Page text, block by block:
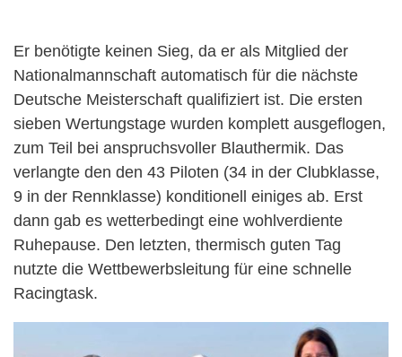
Er benötigte keinen Sieg, da er als Mitglied der
Nationalmannschaft automatisch für die nächste
Deutsche Meisterschaft qualifiziert ist. Die ersten
sieben Wertungstage wurden komplett ausgeflogen,
zum Teil bei anspruchsvoller Blauthermik. Das
verlangte den den 43 Piloten (34 in der Clubklasse,
9 in der Rennklasse) konditionell einiges ab. Erst
dann gab es wetterbedingt eine wohlverdiente
Ruhepause. Den letzten, thermisch guten Tag
nutzte die Wettbewerbsleitung für eine schnelle
Racingtask.